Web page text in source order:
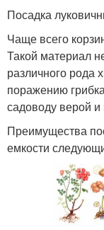
Посадка
Чаще всего
Такой материал
различного рода
поражению
садоводу верой и
Преимущества
емкости